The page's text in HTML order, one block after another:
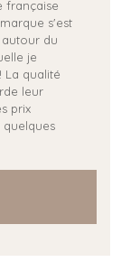
française
s'est
autour du
je
La qualité
leur
prix
quelques